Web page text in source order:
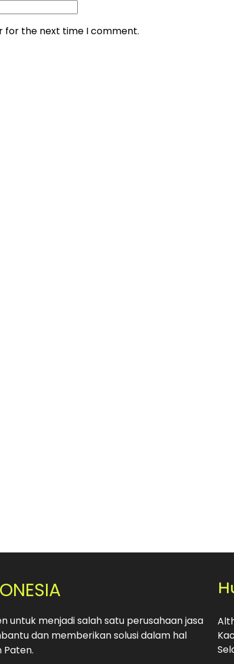
for the next time I comment.
untuk menjadi salah satu perusahaan jasa
dan memberikan solusi dalam hal
Paten.